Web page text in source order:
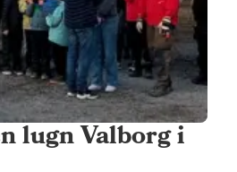
lugn Valborg i